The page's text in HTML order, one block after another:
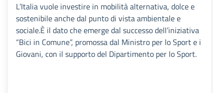
L’Italia vuole investire in mobilità alternativa, dolce e
sostenibile anche dal punto di vista ambientale e
sociale.È il dato che emerge dal successo dell’iniziativa
“Bici in Comune”, promossa dal Ministro per lo Sport e i
Giovani, con il supporto del Dipartimento per lo Sport.